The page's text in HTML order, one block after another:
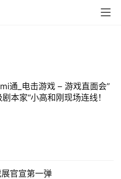
通_电击游戏 – 游戏直⾯会”
本家“小高和刚现场连线！
官宣第一弹